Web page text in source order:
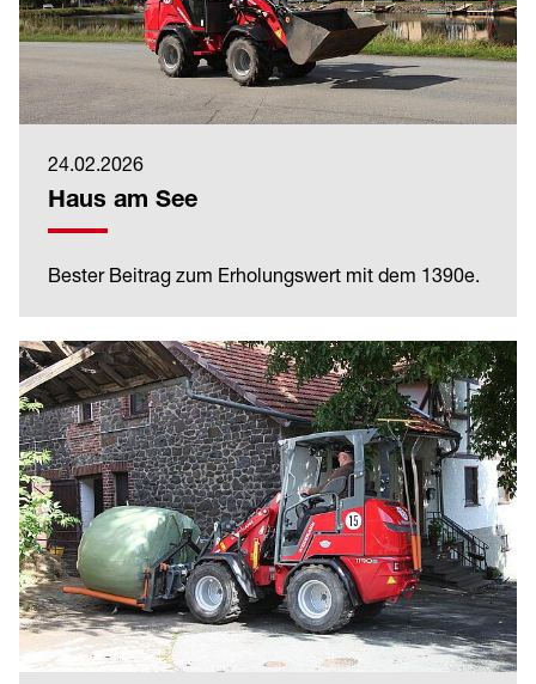
24.02.2026
Haus am See
Bester Beitrag zum Erholungswert mit dem 1390e.